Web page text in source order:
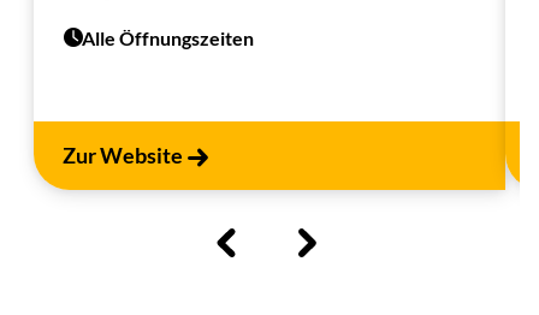
Alle Öffnungszeiten
Zur Website